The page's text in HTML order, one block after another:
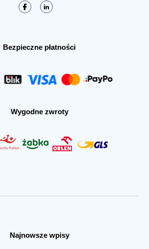
Bezpieczne płatności
Wygodne zwroty
Najnowsze wpisy